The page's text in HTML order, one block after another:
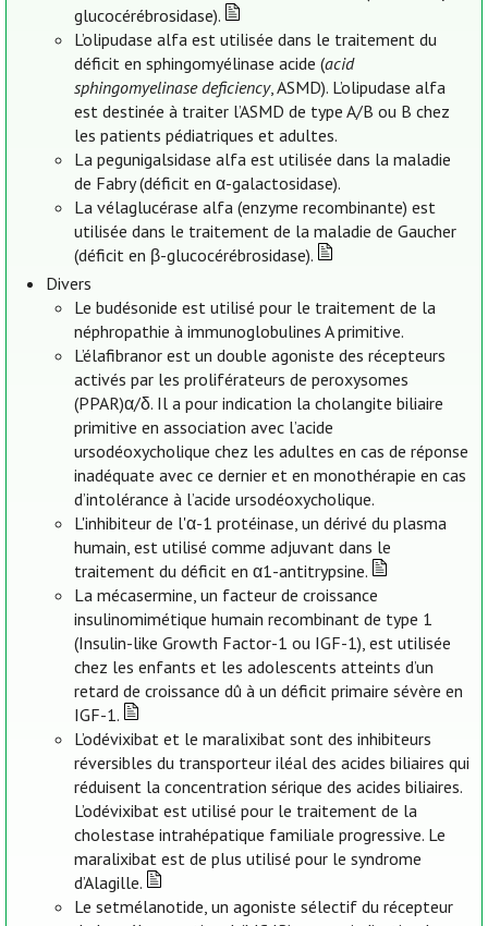
glucocérébrosidase).
L’olipudase alfa est utilisée dans le traitement du
déficit en sphingomyélinase acide (acid
sphingomyelinase deficiency, ASMD). L’olipudase alfa
est destinée à traiter l’ASMD de type A/B ou B chez
les patients pédiatriques et adultes.
La pegunigalsidase alfa est utilisée dans la maladie
de Fabry (déficit en α-galactosidase).
La vélaglucérase alfa (enzyme recombinante) est
utilisée dans le traitement de la maladie de Gaucher
(déficit en β-glucocérébrosidase).
Divers
Le budésonide est utilisé pour le traitement de la
néphropathie à immunoglobulines A primitive.
L’élafibranor est un double agoniste des récepteurs
activés par les proliférateurs de peroxysomes
(PPAR)α/δ. Il a pour indication la cholangite biliaire
primitive en association avec l’acide
ursodéoxycholique chez les adultes en cas de réponse
inadéquate avec ce dernier et en monothérapie en cas
d’intolérance à l’acide ursodéoxycholique.
L'inhibiteur de l'α-1 protéinase, un dérivé du plasma
humain, est utilisé comme adjuvant dans le
traitement du déficit en α1-antitrypsine.
La mécasermine, un facteur de croissance
insulinomimétique humain recombinant de type 1
(Insulin-like Growth Factor-1 ou IGF-1), est utilisée
chez les enfants et les adolescents atteints d’un
retard de croissance dû à un déficit primaire sévère en
IGF-1.
L’odévixibat et le maralixibat sont des inhibiteurs
réversibles du transporteur iléal des acides biliaires qui
réduisent la concentration sérique des acides biliaires.
L’odévixibat est utilisé pour le traitement de la
cholestase intrahépatique familiale progressive. Le
maralixibat est de plus utilisé pour le syndrome
d’Alagille.
Le setmélanotide, un agoniste sélectif du récepteur